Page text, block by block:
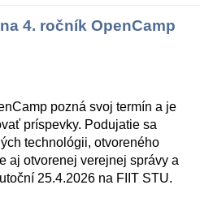
4. ročník OpenCamp
pozná svoj termín a je
príspevky. Podujatie sa
technológii, otvoreného
aj otvorenej verejnej správy a
25.4.2026 na FIIT STU.